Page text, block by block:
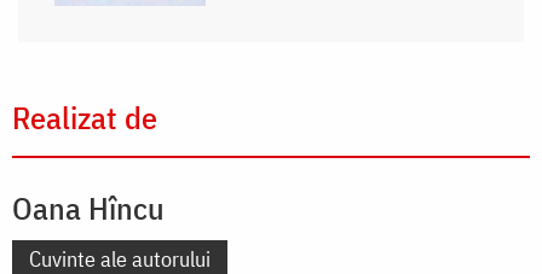
Realizat de
Oana Hîncu
Cuvinte ale autorului